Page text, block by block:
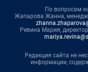
По вопросам
Жапарова Жанна,
Ревина Мария,
Редакция сайта не
информации,